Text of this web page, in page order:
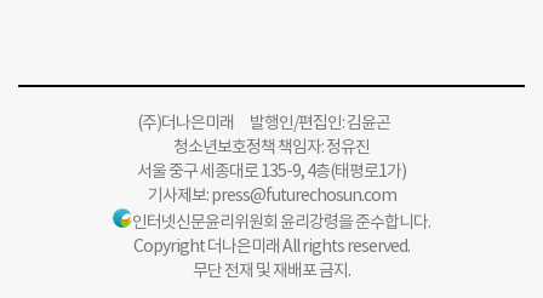
(주)더나은미래 발행인/편집인: 김윤곤
청소년보호정책 책임자: 정유진
서울 중구 세종대로 135-9, 4층(태평로1가)
기사제보:press@futurechosun.com
인터넷신문윤리위원회 윤리강령을 준수합니다.
Copyright 더나은미래 All rights reserved.
무단 전재 및 재배포 금지.